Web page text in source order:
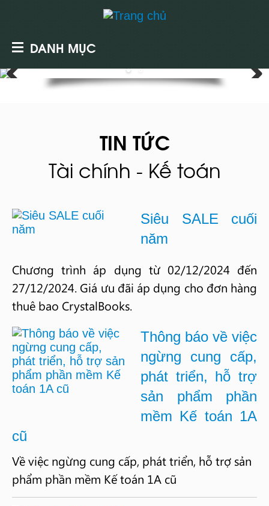
DANH MỤC
TIN TỨC
Tài chính - Kế toán
Siêu SALE cuối
năm
Chương trình áp dụng từ 02/12/2024 đến
27/12/2024. Giá ưu đãi áp dụng cho đơn hàng
thuê bao CrystalBooks.
Thông báo về việc
ngừng cung cấp,
phát triển, hỗ trợ
sản phẩm phần
mềm Kế toán 1A
cũ
Về việc ngừng cung cấp, phát triển, hỗ trợ sản
phẩm phần mềm Kế toán 1A cũ